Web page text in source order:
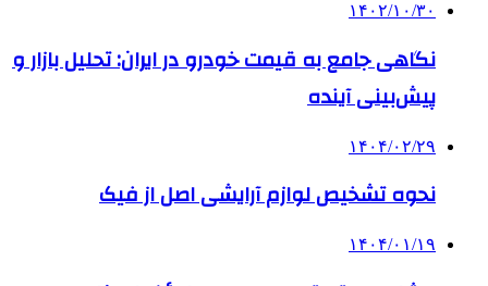
۱۴۰۲/۱۰/۳۰
نگاهی جامع به قیمت خودرو در ایران: تحلیل بازار و
پیش‌بینی آینده
۱۴۰۴/۰۲/۲۹
نحوه تشخیص لوازم آرایشی اصل از فیک
۱۴۰۴/۰۱/۱۹